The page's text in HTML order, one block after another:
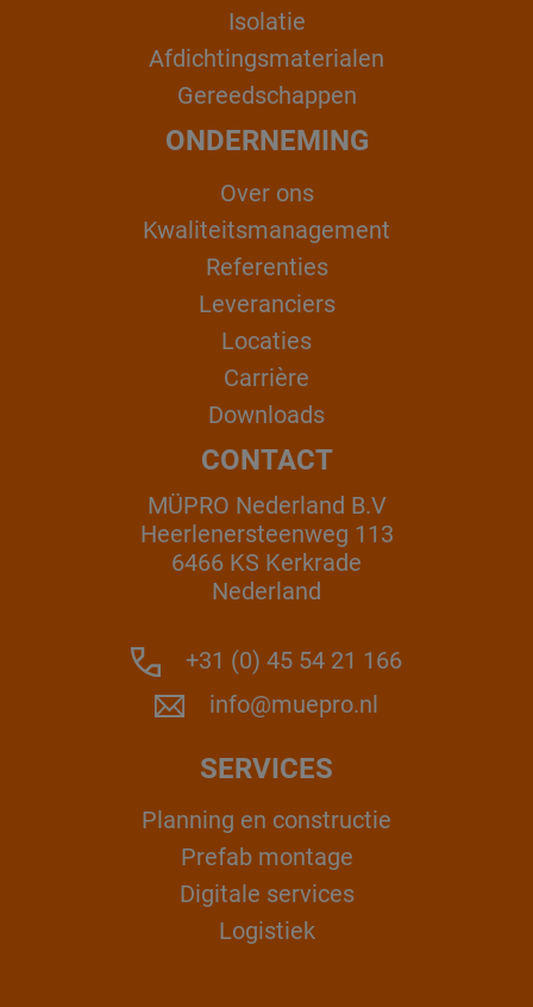
Isolatie
Afdichtingsmaterialen
Gereedschappen
ONDERNEMING
Over ons
Kwaliteitsmanagement
Referenties
Leveranciers
Locaties
Carrière
Downloads
CONTACT
MÜPRO Nederland B.V
Heerlenersteenweg 113
6466 KS Kerkrade
Nederland
+31 (0) 45 54 21 166
info@muepro.nl
SERVICES
Planning en constructie
Prefab montage
Digitale services
Logistiek